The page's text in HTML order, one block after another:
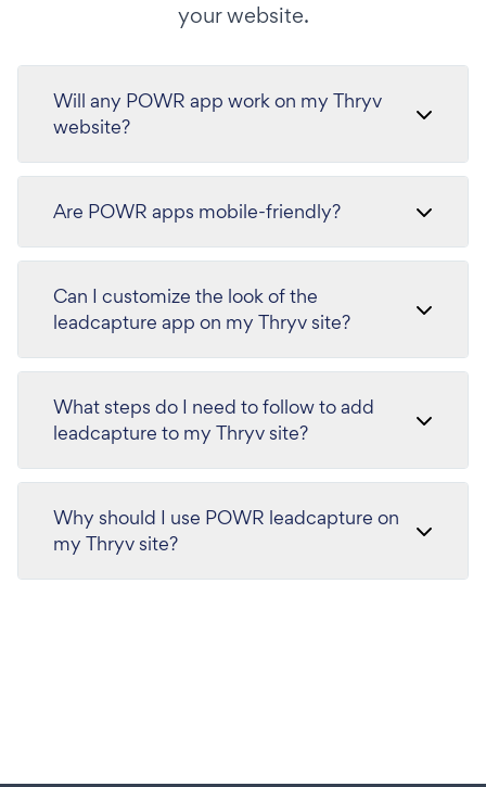
your website.
Will any POWR app work on my Thryv
website?
Are POWR apps mobile-friendly?
Can I customize the look of the
leadcapture app on my Thryv site?
What steps do I need to follow to add
leadcapture to my Thryv site?
Why should I use POWR leadcapture on
my Thryv site?